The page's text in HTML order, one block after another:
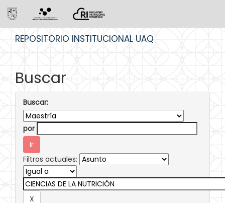
REPOSITORIO INSTITUCIONAL UAQ
Buscar
Buscar:
por
Filtros actuales: